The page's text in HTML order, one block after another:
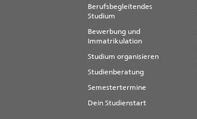
Berufsbegleitendes
Studium
Bewerbung und
Immatrikulation
Studium organisieren
Studienberatung
Semestertermine
Dein Studienstart